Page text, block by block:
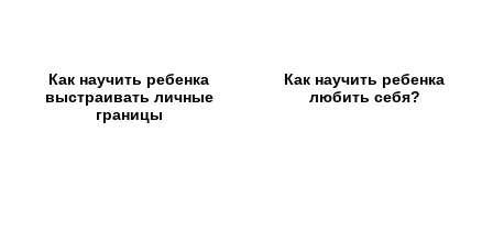
Как научить ребенка
выстраивать личные
границы
Как научить ребенка
любить себя?